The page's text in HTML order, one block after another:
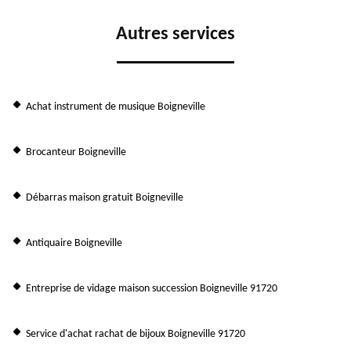
Autres services
Achat instrument de musique Boigneville
Brocanteur Boigneville
Débarras maison gratuit Boigneville
Antiquaire Boigneville
Entreprise de vidage maison succession Boigneville 91720
Service d'achat rachat de bijoux Boigneville 91720